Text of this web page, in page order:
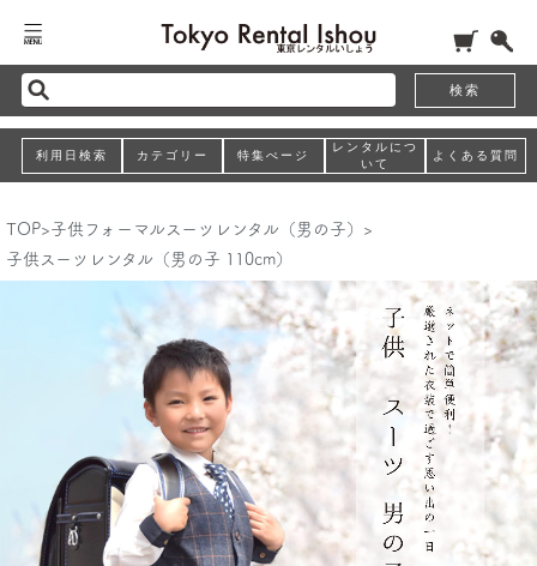
検索
利用日検索 カテゴリー 特集ぺージ
レンタルにつ
いて
よくある質問
TOP>子供フォーマルスーツレンタル（男の子） >
子供スーツレンタル（男の子 110cm）